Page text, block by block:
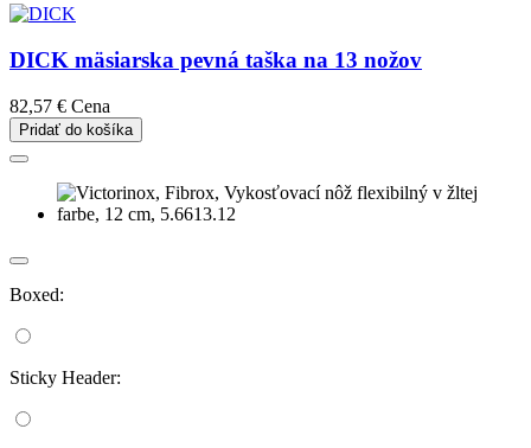
DICK mäsiarska pevná taška na 13 nožov
82,57 € Cena
Pridať do košíka
Boxed:
Sticky Header: